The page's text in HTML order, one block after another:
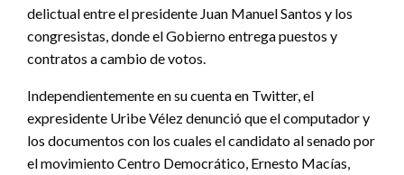
delictual entre el presidente Juan Manuel Santos y los
congresistas, donde el Gobierno entrega puestos y
contratos a cambio de votos.
Independientemente en su cuenta en Twitter, el
expresidente Uribe Vélez denunció que el computador y
los documentos con los cuales el candidato al senado por
el movimiento Centro Democrático, Ernesto Macías,